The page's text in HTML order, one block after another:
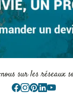
sur les réseaux